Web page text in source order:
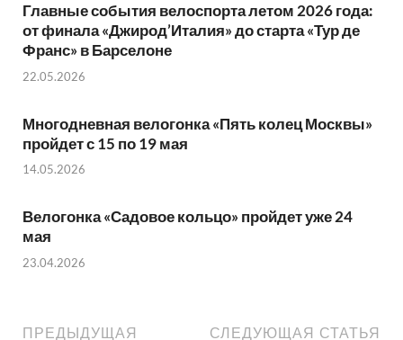
Главные события велоспорта летом 2026 года:
от финала «Джирод’Италия» до старта «Тур де
Франс» в Барселоне
22.05.2026
Многодневная велогонка «Пять колец Москвы»
пройдет с 15 по 19 мая
14.05.2026
Велогонка «Садовое кольцо» пройдет уже 24
мая
23.04.2026
ПРЕДЫДУЩАЯ
СЛЕДУЮЩАЯ СТАТЬЯ